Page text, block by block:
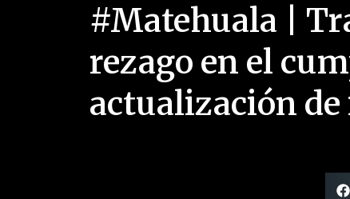
#Matehuala |
rezago en el
actualización